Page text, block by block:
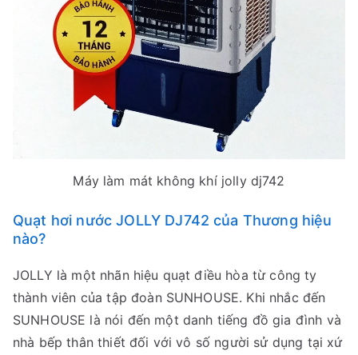
Máy làm mát không khí jolly dj742
Quạt hơi nước JOLLY DJ742 của Thương hiệu
nào?
JOLLY là một nhãn hiệu quạt điều hòa từ công ty
thành viên của tập đoàn SUNHOUSE. Khi nhắc đến
SUNHOUSE là nói đến một danh tiếng đồ gia đình và
nhà bếp thân thiết đối với vô số người sử dụng tại xứ